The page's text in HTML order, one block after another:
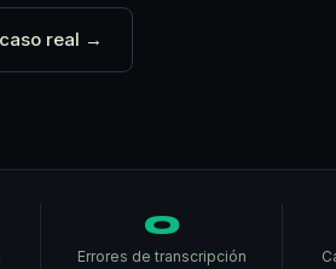
real →
0
Errores de transcripción